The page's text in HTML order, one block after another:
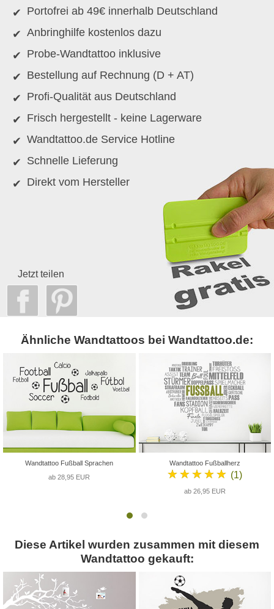
Portofrei ab 49€ innerhalb Deutschland
Anbringhilfe kostenlos dazu
Probe-Wandtattoo inklusive
Bestellung auf Rechnung (D + AT)
Profi-Qualität aus Deutschland
Frisch hergestellt - keine Lagerware
Wandtattoo.de Service Hotline
Schnelle Lieferung
Direkt vom Hersteller
Jetzt teilen
Ähnliche Wandtattoos bei Wandtattoo.de:
Wandtattoo Fußball Sprachen
ab 28,95 EUR
Wandtattoo Fußballherz
★★★★★ (1)
ab 26,95 EUR
Diese Artikel wurden zusammen mit diesem
Wandtattoo gekauft: